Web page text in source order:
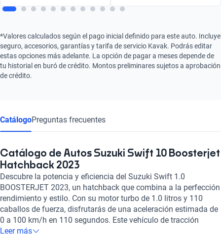
*Valores calculados según el pago inicial definido para este auto. Incluye
seguro, accesorios, garantías y tarifa de servicio Kavak. Podrás editar
estas opciones más adelante. La opción de pagar a meses depende de
tu historial en buró de crédito. Montos preliminares sujetos a aprobación
de crédito.
CatálogoPreguntas frecuentes
Catálogo de Autos Suzuki Swift 10 Boosterjet
Hatchback 2023
Descubre la potencia y eficiencia del Suzuki Swift 1.0
BOOSTERJET 2023, un hatchback que combina a la perfección
rendimiento y estilo. Con su motor turbo de 1.0 litros y 110
caballos de fuerza, disfrutarás de una aceleración estimada de
0 a 100 km/h en 110 segundos. Este vehículo de tracción
delantera te brinda comodidad y seguridad con sus 5 puertas, 5
Leer más